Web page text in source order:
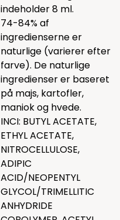
indeholder 8 ml.
74-84% af
ingredienserne er
naturlige (varierer efter
farve). De naturlige
ingredienser er baseret
på majs, kartofler,
maniok og hvede.
INCI: BUTYL ACETATE,
ETHYL ACETATE,
NITROCELLULOSE,
ADIPIC
ACID/NEOPENTYL
GLYCOL/TRIMELLITIC
ANHYDRIDE